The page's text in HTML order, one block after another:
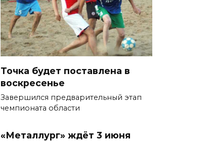
Точка будет поставлена в
воскресенье
Завершился предварительный этап
чемпионата области
«Металлург» ждёт 3 июня